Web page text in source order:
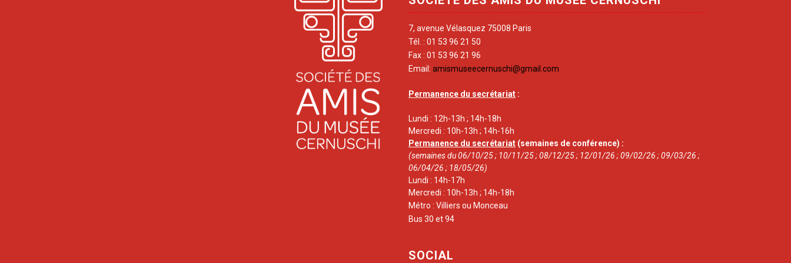
7, avenue Vélasquez 75008 Paris
Tél. : 01 53 96 21 50
Fax : 01 53 96 21 96
Email: amismuseecernuschi@gmail.com
Permanence du secrétariat :
Lundi : 12h-13h ; 14h-18h
Mercredi : 10h-13h ; 14h-16h
Permanence du secrétariat (semaines de conférence) :
(semaines du 06/10/25 ; 10/11/25 ; 08/12/25 ; 12/01/26 ; 09/02/26 ; 09/03/26 ;
06/04/26 ; 18/05/26)
Lundi : 14h-17h
Mercredi : 10h-13h ; 14h-18h
Métro : Villiers ou Monceau
Bus 30 et 94
SOCIAL